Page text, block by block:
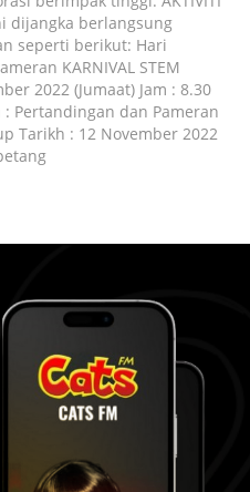
dijangka berlangsung
seperti berikut: Hari
KARNIVAL STEM
2022 (Jumaat) Jam : 8.30
Pertandingan dan Pameran
Tarikh : 12 November 2022